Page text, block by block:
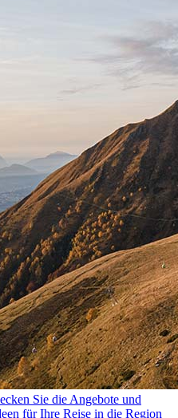
Sie die Angebote und
für Ihre Reise in die Region